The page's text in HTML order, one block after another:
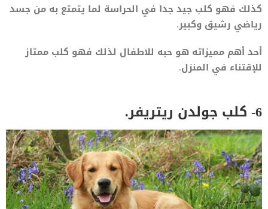
كذلك فهو كلب جيد جدا في الحراسة لما يتمتع به من جسد
رياضي رشيق وكبير.
أحد أهم مميزاته هو حبه للاطفال لذلك فهو كلب ممتاز
للإقتناء في المنزل.
6- كلب جولدن ريتريفر.